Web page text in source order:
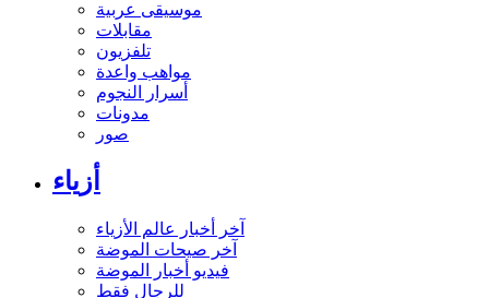
موسيقى عربية
مقابلات
تلفزيون
مواهب واعدة
أسرار النجوم
مدونات
صور
أزياء
آخر أخبار عالم الأزياء
آخر صيحات الموضة
فيديو أخبار الموضة
للرجال فقط